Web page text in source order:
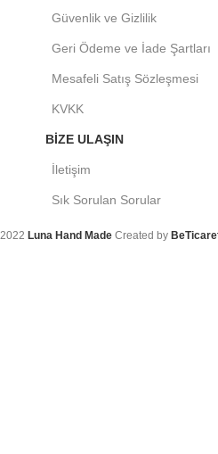
Güvenlik ve Gizlilik
Geri Ödeme ve İade Şartları
Mesafeli Satış Sözleşmesi
KVKK
BIZE ULAŞIN
İletişim
Sık Sorulan Sorular
2022 Luna Hand Made Created by